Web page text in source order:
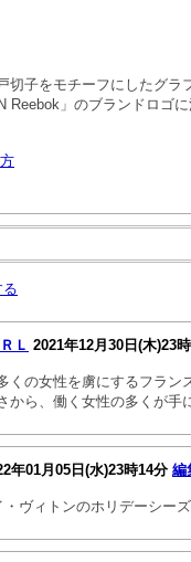
切子をモチーフにしたグラ
Reebok」のブランドロゴ
Ｌ 2021年12月30日(木)23
くの女性を虜にするフラ
から、働く女性の多くが手
年01月05日(水)23時14分編
ヴィトンのホリデーシー